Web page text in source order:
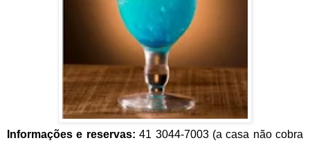
Informações e reservas: 41 3044-7003 (a casa não cobra